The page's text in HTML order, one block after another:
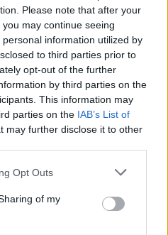
Please note that after your
may continue seeing
information utilized by
to third parties prior to
opt-out of the further
by third parties on the
This information may
parties on the IAB’s List of
may further disclose it to other
Opt Outs
of my